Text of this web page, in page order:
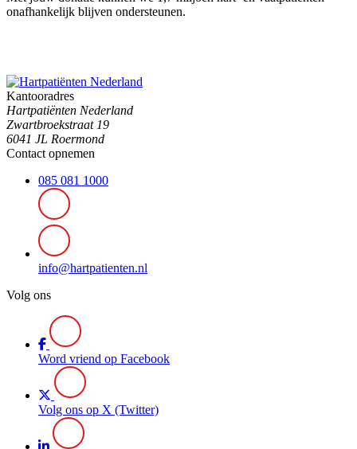
onafhankelijk blijven ondersteunen.
Kantooradres
Hartpatiënten Nederland
Zwartbroekstraat 19
6041 JL Roermond
Contact opnemen
085 081 1000
info@hartpatienten.nl
Volg ons
Word vriend op Facebook
Volg ons op X (Twitter)